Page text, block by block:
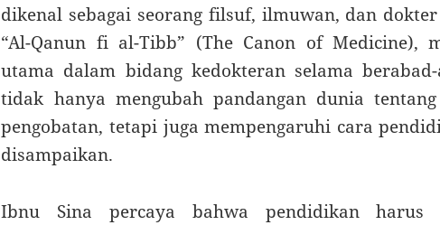
dikenal sebagai seorang filsuf, ilmuwan, dan
“Al-Qanun fi al-Tibb” (The Canon of Medicine),
utama dalam bidang kedokteran selama
tidak hanya mengubah pandangan dunia
pengobatan, tetapi juga mempengaruhi cara
disampaikan.
Ibnu Sina percaya bahwa pendidikan harus